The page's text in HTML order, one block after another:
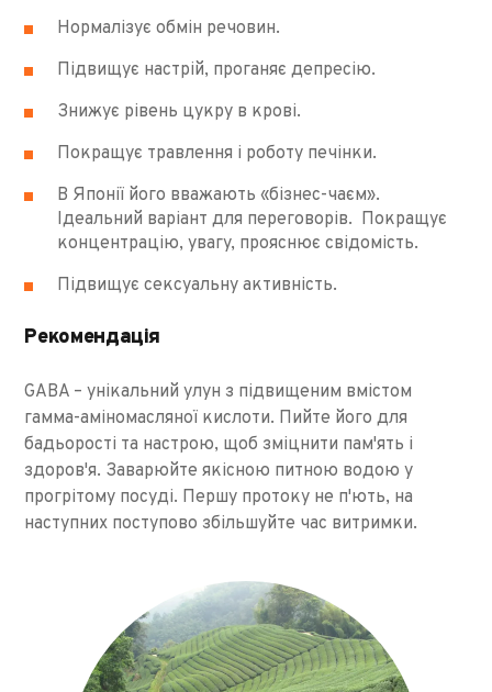
Нормалізує обмін речовин.
Підвищує настрій, проганяє депресію.
Знижує рівень цукру в крові.
Покращує травлення і роботу печінки.
В Японії його вважають «бізнес-чаєм».
Ідеальний варіант для переговорів. Покращує
концентрацію, увагу, прояснює свідомість.
Підвищує сексуальну активність.
Рекомендація
GABA – унікальний улун з підвищеним вмістом
гамма-аміномасляної кислоти. Пийте його для
бадьорості та настрою, щоб зміцнити пам'ять і
здоров'я. Заварюйте якісною питною водою у
прогрітому посуді. Першу протоку не п'ють, на
наступних поступово збільшуйте час витримки.